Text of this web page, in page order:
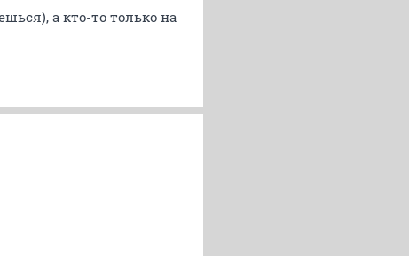
а кто-то только на